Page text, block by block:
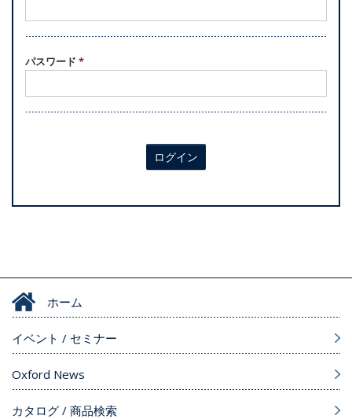
パスワード *
ログイン
ホーム
イベント / セミナー
Oxford News
カタログ / 商品検索